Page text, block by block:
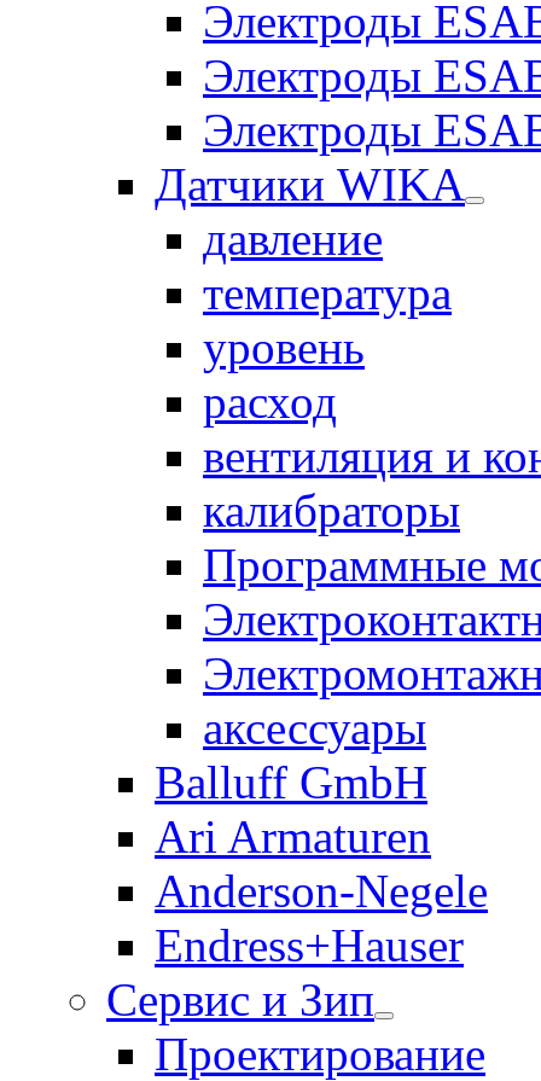
Электроды
Электроды
Электроды
Датчики WIKA
давление
температура
уровень
расход
вентиляция и
калибраторы
Программные
аксессуары
Balluff GmbH
Ari Armaturen
Anderson-Negele
Endress+Hauser
Сервис и Зип
Проектирование